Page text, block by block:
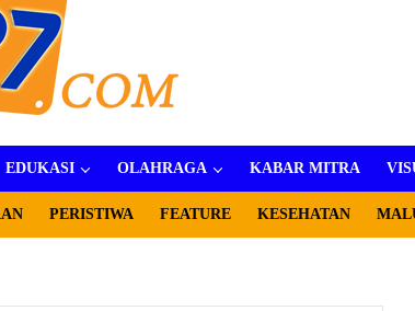
EDUKASI OLAHRAGA KABAR MITRA
PERISTIWA FEATURE KESEHATAN